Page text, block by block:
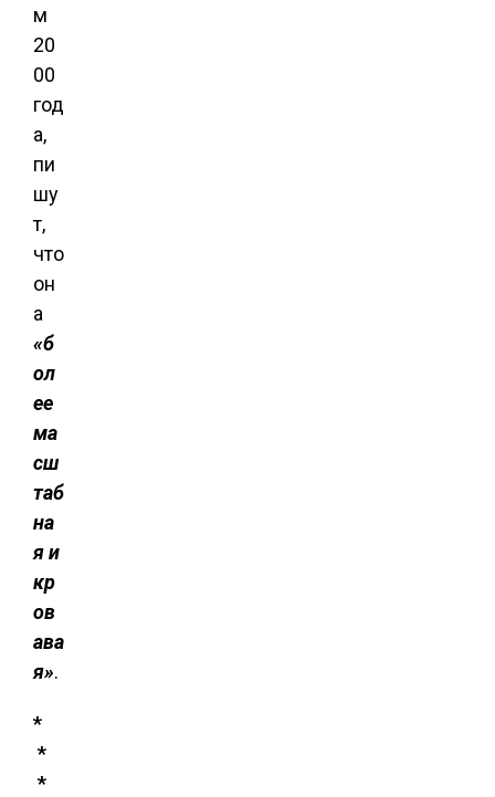
м
20
00
год
а,
пи
шу
т,
что
он
а
«б
ол
ее
ма
сш
таб
на
я и
кр
ов
ава
я».
*
*
*